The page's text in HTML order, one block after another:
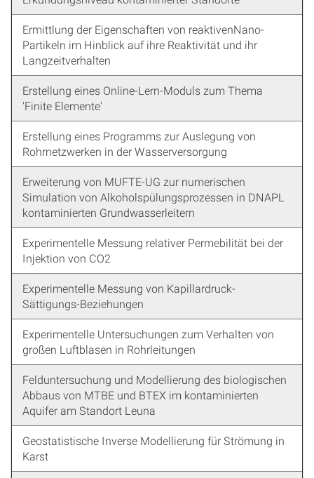
Ermittlung der Eigenschaften von reaktivenNano-
Partikeln im Hinblick auf ihre Reaktivität und ihr
Langzeitverhalten
Erstellung eines Online-Lern-Moduls zum Thema
'Finite Elemente'
Erstellung eines Programms zur Auslegung von
Rohrnetzwerken in der Wasserversorgung
Erweiterung von MUFTE-UG zur numerischen
Simulation von Alkoholspülungsprozessen in DNAPL
kontaminierten Grundwasserleitern
Experimentelle Messung relativer Permebilität bei der
Injektion von CO2
Experimentelle Messung von Kapillardruck-
Sättigungs-Beziehungen
Experimentelle Untersuchungen zum Verhalten von
großen Luftblasen in Rohrleitungen
Felduntersuchung und Modellierung des biologischen
Abbaus von MTBE und BTEX im kontaminierten
Aquifer am Standort Leuna
Geostatistische Inverse Modellierung für Strömung in
Karst